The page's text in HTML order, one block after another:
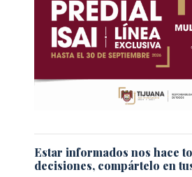
Estar informados nos hace
decisiones, compártelo en